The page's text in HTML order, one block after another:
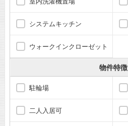
システムキッチン
ウォークインクローゼット
物件特徴
駐輪場
二人入居可